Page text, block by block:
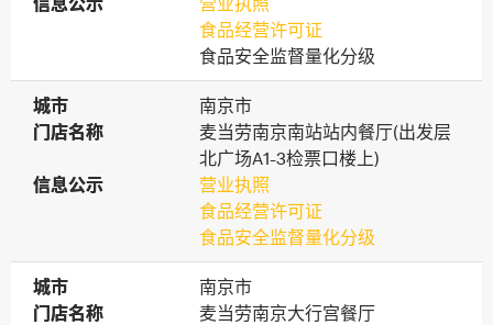
食品经营许可证
食品安全监督量化分级
城市
城市
南京市
门店名称
门店名称
麦当劳南京南站站内餐厅(出发层
北广场A1-3检票口楼上)
信息公示
信息公示
营业执照
食品经营许可证
食品安全监督量化分级
城市
城市
南京市
门店名称
门店名称
麦当劳南京大行宫餐厅